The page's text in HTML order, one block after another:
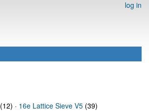
log in
(12) · 16e Lattice Sieve V5 (39)